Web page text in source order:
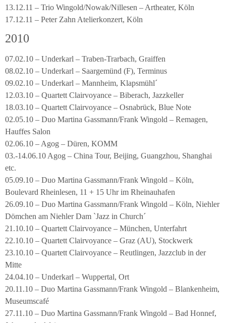
13.12.11 – Trio Wingold/Nowak/Nillesen – Artheater, Köln
17.12.11 – Peter Zahn Atelierkonzert, Köln
2010
07.02.10 – Underkarl – Traben-Trarbach, Graiffen
08.02.10 – Underkarl – Saargemünd (F), Terminus
09.02.10 – Underkarl – Mannheim, Klapsmühl´
12.03.10 – Quartett Clairvoyance – Biberach, Jazzkeller
18.03.10 – Quartett Clairvoyance – Osnabrück, Blue Note
02.05.10 – Duo Martina Gassmann/Frank Wingold – Remagen,
Hauffes Salon
02.06.10 – Agog – Düren, KOMM
03.-14.06.10 Agog – China Tour, Beijing, Guangzhou, Shanghai
etc.
05.09.10 – Duo Martina Gassmann/Frank Wingold – Köln,
Boulevard Rheinlesen, 11 + 15 Uhr im Rheinauhafen
26.09.10 – Duo Martina Gassmann/Frank Wingold – Köln, Niehler
Dömchen am Niehler Dam `Jazz in Church´
21.10.10 – Quartett Clairvoyance – München, Unterfahrt
22.10.10 – Quartett Clairvoyance – Graz (AU), Stockwerk
23.10.10 – Quartett Clairvoyance – Reutlingen, Jazzclub in der
Mitte
24.04.10 – Underkarl – Wuppertal, Ort
20.11.10 – Duo Martina Gassmann/Frank Wingold – Blankenheim,
Museumscafé
27.11.10 – Duo Martina Gassmann/Frank Wingold – Bad Honnef,